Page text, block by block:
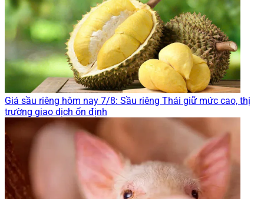
Giá sầu riêng hôm nay 7/8: Sầu riêng Thái giữ mức cao, thị
trường giao dịch ổn định